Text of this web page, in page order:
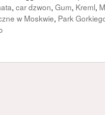
, car dzwon, Gum, Kreml,
w Moskwie, Park